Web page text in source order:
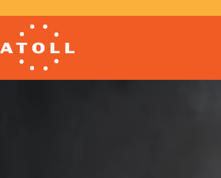
till
innehåll